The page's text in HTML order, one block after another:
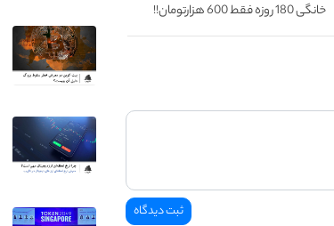
خانگی 180 روزه فقط 600 هزارتومان!!